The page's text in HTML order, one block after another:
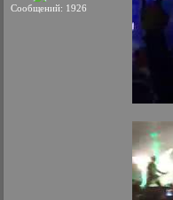
Сообщений: 1926